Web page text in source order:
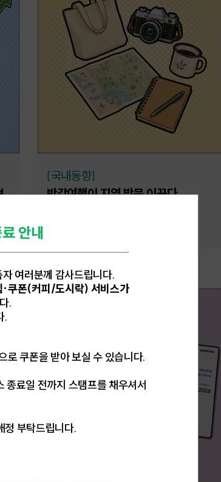
[국내동향]
반값여행이 지역 방문 이끈다
안내
여러분께 감사드립니다.
·쿠폰(커피/도시락) 서비스가
.
.
쿠폰을 받아 보실 수 있습니다.
종료일 전까지 스탬프를 채우셔서
부탁드립니다.